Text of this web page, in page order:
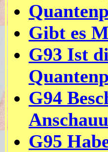
Gibt es
G93 Ist
G94
G95